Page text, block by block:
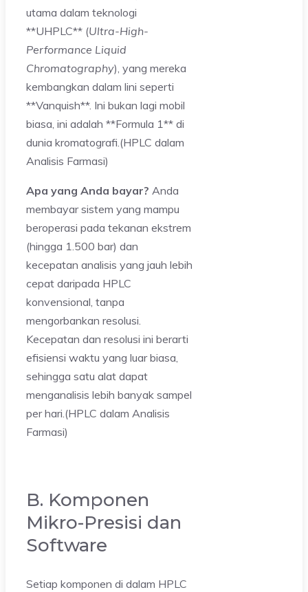
utama dalam teknologi
**UHPLC** (Ultra-High-
Performance Liquid
Chromatography), yang mereka
kembangkan dalam lini seperti
**Vanquish**. Ini bukan lagi mobil
biasa, ini adalah **Formula 1** di
dunia kromatografi.(HPLC dalam
Analisis Farmasi)
Apa yang Anda bayar? Anda
membayar sistem yang mampu
beroperasi pada tekanan ekstrem
(hingga 1.500 bar) dan
kecepatan analisis yang jauh lebih
cepat daripada HPLC
konvensional, tanpa
mengorbankan resolusi.
Kecepatan dan resolusi ini berarti
efisiensi waktu yang luar biasa,
sehingga satu alat dapat
menganalisis lebih banyak sampel
per hari.(HPLC dalam Analisis
Farmasi)
B. Komponen
Mikro-Presisi dan
Software
Setiap komponen di dalam HPLC